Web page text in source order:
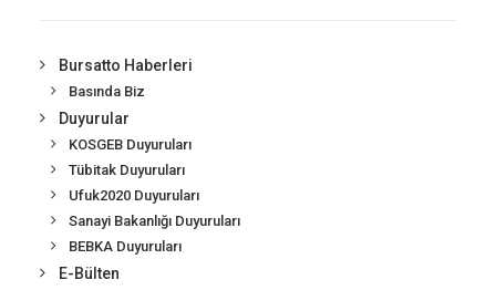
Bursatto Haberleri
Basında Biz
Duyurular
KOSGEB Duyuruları
Tübitak Duyuruları
Ufuk2020 Duyuruları
Sanayi Bakanlığı Duyuruları
BEBKA Duyuruları
E-Bülten